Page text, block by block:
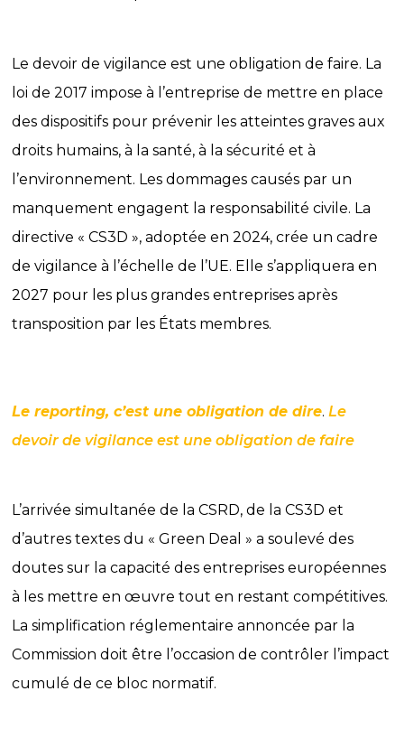
Le devoir de vigilance est une obligation de faire. La
loi de 2017 impose à l’entreprise de mettre en place
des dispositifs pour prévenir les atteintes graves aux
droits humains, à la santé, à la sécurité et à
l’environnement. Les dommages causés par un
manquement engagent la responsabilité civile. La
directive « CS3D », adoptée en 2024, crée un cadre
de vigilance à l’échelle de l’UE. Elle s’appliquera en
2027 pour les plus grandes entreprises après
transposition par les États membres.
Le reporting, c’est une obligation de dire. Le
devoir de vigilance est une obligation de faire
L’arrivée simultanée de la CSRD, de la CS3D et
d’autres textes du « Green Deal » a soulevé des
doutes sur la capacité des entreprises européennes
à les mettre en œuvre tout en restant compétitives.
La simplification réglementaire annoncée par la
Commission doit être l’occasion de contrôler l’impact
cumulé de ce bloc normatif.